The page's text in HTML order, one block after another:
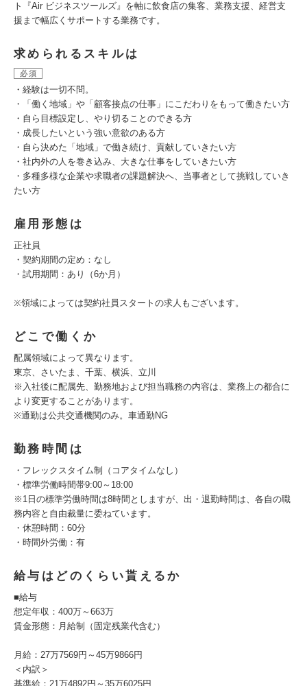
ト『Air ビジネスツールズ』を軸に飲食店の集客、業務支援、経営支
援まで幅広くサポートする業務です。
求められるスキルは
必須
・経験は一切不問。
・「働く地域」や「顧客接点の仕事」にこだわりをもって働きたい方
・自ら目標設定し、やり切ることのできる方
・成長したいという強い意欲のある方
・自ら決めた「地域」で働き続け、貢献していきたい方
・社内外の人を巻き込み、大きな仕事をしていきたい方
・多種多様な企業や求職者の課題解決へ、当事者として挑戦していき
たい方
雇用形態は
正社員
・契約期間の定め：なし
・試用期間：あり（6か月）
※領域によっては契約社員スタートの求人もございます。
どこで働くか
配属領域によって異なります。
東京、さいたま、千葉、横浜、立川
※入社後に配属先、勤務地および担当職務の内容は、業務上の都合に
より変更することがあります。
※通勤は公共交通機関のみ。車通勤NG
勤務時間は
・フレックスタイム制（コアタイムなし）
・標準労働時間帯9:00～18:00
※1日の標準労働時間は8時間としますが、出・退勤時間は、各自の職
務内容と自由裁量に委ねています。
・休憩時間：60分
・時間外労働：有
給与はどのくらい貰えるか
■給与
想定年収：400万～663万
賃金形態：月給制（固定残業代含む）
月給：27万7569円～45万9866円
＜内訳＞
基準給：21万4892円～35万6025円